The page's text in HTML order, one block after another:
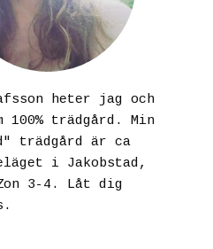
heter jag och
100% trädgård. Min
trädgård är ca
i Jakobstad,
3-4. Låt dig